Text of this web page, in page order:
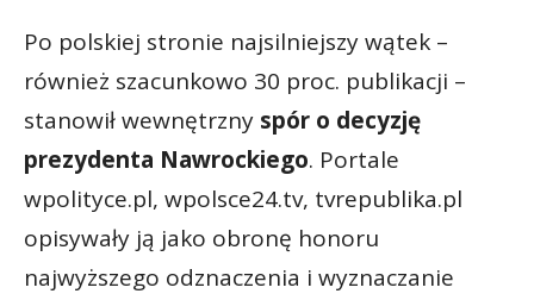
Po polskiej stronie najsilniejszy wątek –
również szacunkowo 30 proc. publikacji –
stanowił wewnętrzny spór o decyzję
prezydenta Nawrockiego. Portale
wpolityce.pl, wpolsce24.tv, tvrepublika.pl
opisywały ją jako obronę honoru
najwyższego odznaczenia i wyznaczanie